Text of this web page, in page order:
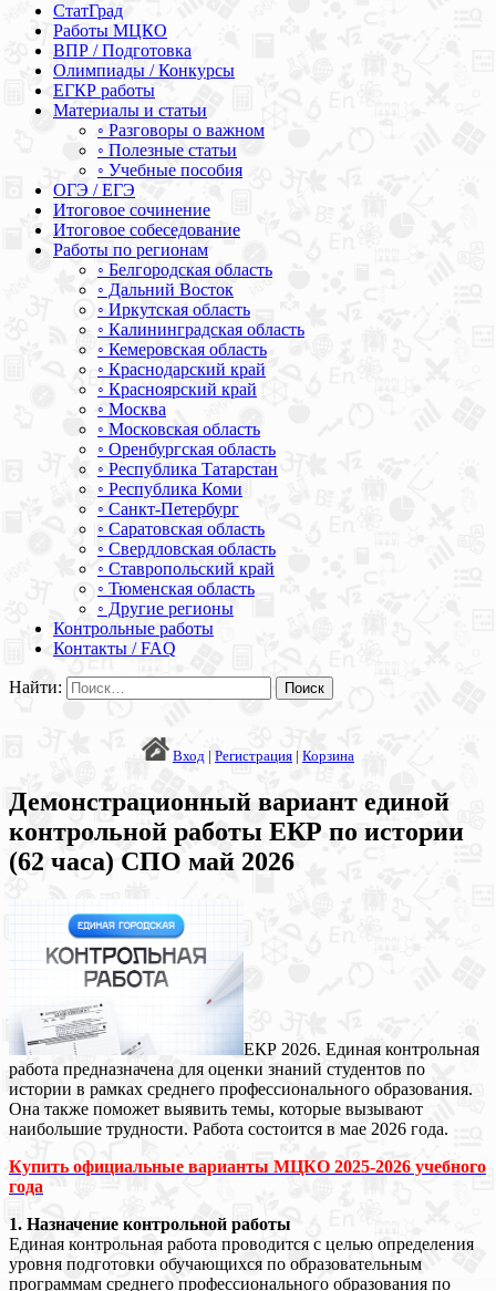
СтатГрад
Работы МЦКО
ВПР / Подготовка
Олимпиады / Конкурсы
ЕГКР работы
Материалы и статьи
◦ Разговоры о важном
◦ Полезные статьи
◦ Учебные пособия
ОГЭ / ЕГЭ
Итоговое сочинение
Итоговое собеседование
Работы по регионам
◦ Белгородская область
◦ Дальний Восток
◦ Иркутская область
◦ Калининградская область
◦ Кемеровская область
◦ Краснодарский край
◦ Красноярский край
◦ Москва
◦ Московская область
◦ Оренбургская область
◦ Республика Татарстан
◦ Республика Коми
◦ Санкт-Петербург
◦ Саратовская область
◦ Свердловская область
◦ Ставропольский край
◦ Тюменская область
◦ Другие регионы
Контрольные работы
Контакты / FAQ
Найти:
Вход | Регистрация | Корзина
Демонстрационный вариант единой
контрольной работы ЕКР по истории
(62 часа) СПО май 2026
ЕКР 2026. Единая контрольная
работа предназначена для оценки знаний студентов по
истории в рамках среднего профессионального образования.
Она также поможет выявить темы, которые вызывают
наибольшие трудности. Работа состоится в мае 2026 года.
Купить официальные варианты МЦКО 2025-2026 учебного
года
1. Назначение контрольной работы
Единая контрольная работа проводится с целью определения
уровня подготовки обучающихся по образовательным
программам среднего профессионального образования по